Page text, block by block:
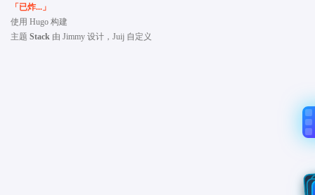
「已炸...」
使用 Hugo 构建
主题 Stack 由 Jimmy 设计，Juij 自定义